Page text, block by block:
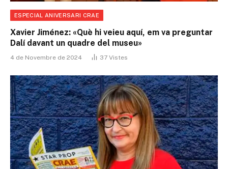
ESPECIAL ANIVERSARI CRAE
Xavier Jiménez: «Què hi veieu aquí, em va preguntar
Dalí davant un quadre del museu»
4 de Novembre de 2024 37 Vistes